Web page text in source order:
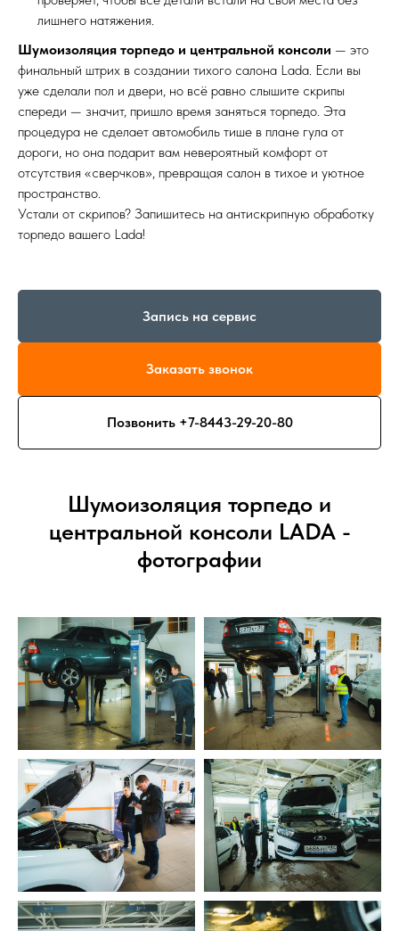
лишнего натяжения.
Шумоизоляция торпедо и центральной консоли — это
финальный штрих в создании тихого салона Lada. Если вы
уже сделали пол и двери, но всё равно слышите скрипы
спереди — значит, пришло время заняться торпедо. Эта
процедура не сделает автомобиль тише в плане гула от
дороги, но она подарит вам невероятный комфорт от
отсутствия «сверчков», превращая салон в тихое и уютное
пространство.
Устали от скрипов? Запишитесь на антискрипную обработку
торпедо вашего Lada!
Запись на сервис
Заказать звонок
Позвонить +7-8443-29-20-80
Шумоизоляция торпедо и
центральной консоли LADA -
фотографии